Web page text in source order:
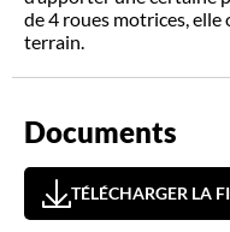
de 4 roues motrices, elle
terrain.
Documents
TÉLÉCHARGER LA